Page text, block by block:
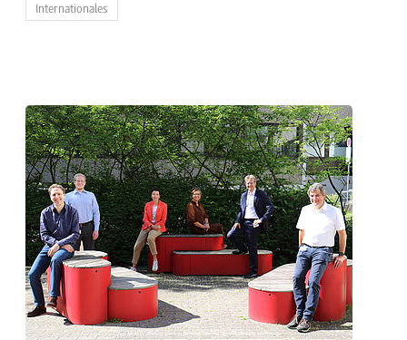
Internationales